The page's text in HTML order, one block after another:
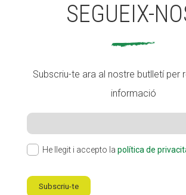
SEGUEIX-
Subscriu-te ara al nostre butlletí per
informació
He llegit i accepto la política de
Subscriu-te